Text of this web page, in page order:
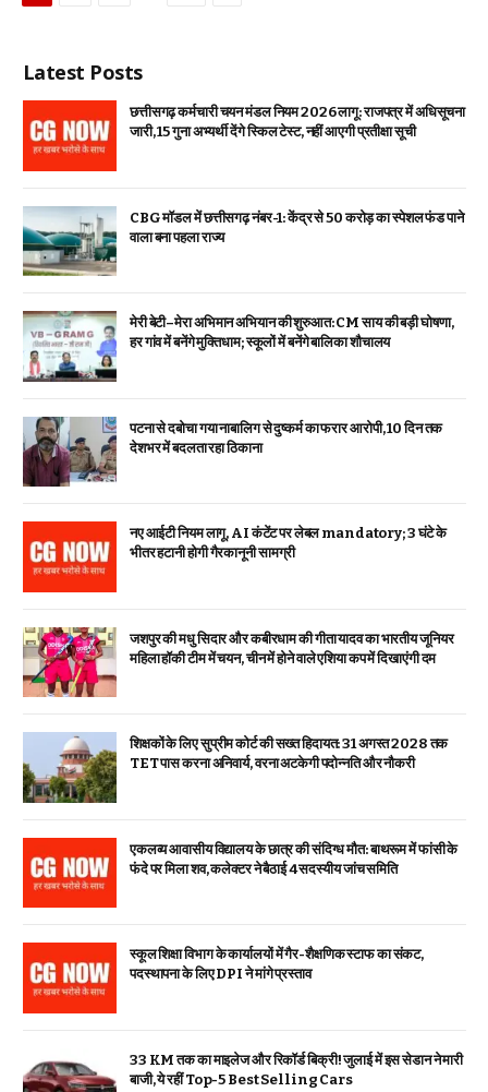
Latest Posts
छत्तीसगढ़ कर्मचारी चयन मंडल नियम 2026 लागू: राजपत्र में अधिसूचना
जारी, 15 गुना अभ्यर्थी देंगे स्किल टेस्ट, नहीं आएगी प्रतीक्षा सूची
CBG मॉडल में छत्तीसगढ़ नंबर-1: केंद्र से ₹50 करोड़ का स्पेशल फंड पाने
वाला बना पहला राज्य
मेरी बेटी–मेरा अभिमान अभियान की शुरुआत: CM साय की बड़ी घोषणा,
हर गांव में बनेंगे मुक्तिधाम; स्कूलों में बनेंगे बालिका शौचालय
पटना से दबोचा गया नाबालिग से दुष्कर्म का फरार आरोपी, 10 दिन तक
देशभर में बदलता रहा ठिकाना
नए आईटी नियम लागू, AI कंटेंट पर लेबल mandatory; 3 घंटे के
भीतर हटानी होगी गैरकानूनी सामग्री
जशपुर की मधु सिदार और कबीरधाम की गीता यादव का भारतीय जूनियर
महिला हॉकी टीम में चयन, चीन में होने वाले एशिया कप में दिखाएंगी दम
शिक्षकों के लिए सुप्रीम कोर्ट की सख्त हिदायत: 31 अगस्त 2028 तक
TET पास करना अनिवार्य, वरना अटकेगी पदोन्नति और नौकरी
एकलव्य आवासीय विद्यालय के छात्र की संदिग्ध मौत: बाथरूम में फांसी के
फंदे पर मिला शव, कलेक्टर ने बैठाई 4 सदस्यीय जांच समिति
स्कूल शिक्षा विभाग के कार्यालयों में गैर-शैक्षणिक स्टाफ का संकट,
पदस्थापना के लिए DPI ने मांगे प्रस्ताव
33 KM तक का माइलेज और रिकॉर्ड बिक्री! जुलाई में इस सेडान ने मारी
बाजी, ये रहीं Top-5 Best Selling Cars